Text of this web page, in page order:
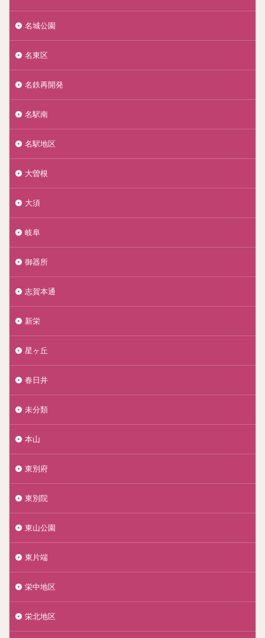
名城公園
名東区
名鉄再開発
名駅南
名駅地区
大曽根
大須
岐阜
御器所
志賀本通
新栄
星ヶ丘
春日井
未分類
本山
東別府
東別院
東山公園
東片端
栄中地区
栄北地区